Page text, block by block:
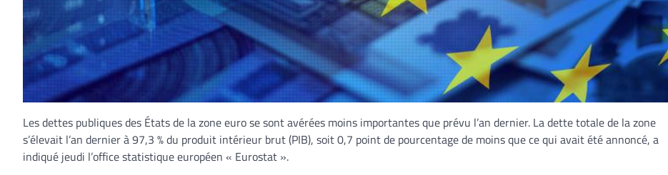
Les dettes publiques des États de la zone euro se sont avérées moins importantes que prévu l’an dernier. La dette totale de la zone
s’élevait l’an dernier à 97,3 % du produit intérieur brut (PIB), soit 0,7 point de pourcentage de moins que ce qui avait été annoncé, a
indiqué jeudi l’office statistique européen « Eurostat ».